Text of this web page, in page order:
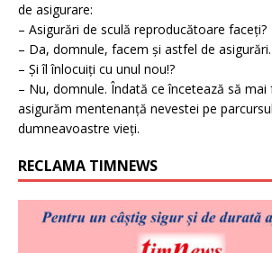
de asigurare:
– Asigurări de sculă reproducătoare faceți?
– Da, domnule, facem și astfel de asigurări.
– Și îl înlocuiți cu unul nou!?
– Nu, domnule. Îndată ce încetează să mai
asigurăm mentenanță nevestei pe
dumneavoastre vieți.
RECLAMA TIMNEWS